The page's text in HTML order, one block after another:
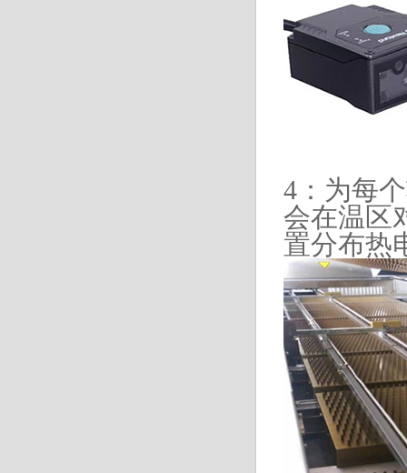
4：为每
会在温区
置分布热